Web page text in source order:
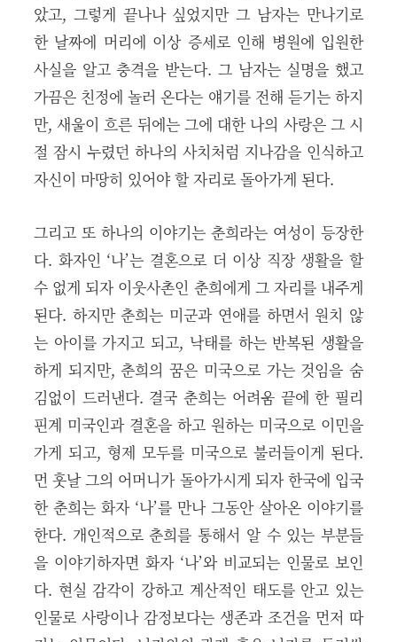
았고, 그렇게 끝나나 싶었지만 그 남자는 만나기로
한 날짜에 머리에 이상 증세로 인해 병원에 입원한
사실을 알고 충격을 받는다. 그 남자는 실명을 했고
가끔은 친정에 놀러 온다는 얘기를 전해 듣기는 하지
만, 새울이 흐른 뒤에는 그에 대한 나의 사랑은 그 시
절 잠시 누렸던 하나의 사치처럼 지나감을 인식하고
자신이 마땅히 있어야 할 자리로 돌아가게 된다.
그리고 또 하나의 이야기는 춘희라는 여성이 등장한
다. 화자인 ‘나’는 결혼으로 더 이상 직장 생활을 할
수 없게 되자 이웃사촌인 춘희에게 그 자리를 내주게
된다. 하지만 춘희는 미군과 연애를 하면서 원치 않
는 아이를 가지고 되고, 낙태를 하는 반복된 생활을
하게 되지만, 춘희의 꿈은 미국으로 가는 것임을 숨
김없이 드러낸다. 결국 춘희는 어려움 끝에 한 필리
핀계 미국인과 결혼을 하고 원하는 미국으로 이민을
가게 되고, 형제 모두를 미국으로 불러들이게 된다.
먼 훗날 그의 어머니가 돌아가시게 되자 한국에 입국
한 춘희는 화자 ‘나’를 만나 그동안 살아온 이야기를
한다. 개인적으로 춘희를 통해서 알 수 있는 부분들
을 이야기하자면 화자 ‘나’와 비교되는 인물로 보인
다. 현실 감각이 강하고 계산적인 태도를 안고 있는
인물로 사랑이나 감정보다는 생존과 조건을 먼저 따